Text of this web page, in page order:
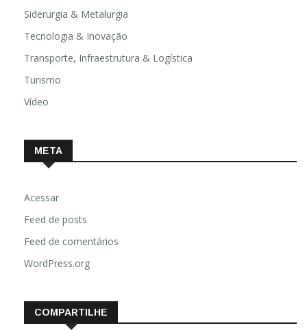
Siderurgia & Metalurgia
Tecnologia & Inovação
Transporte, Infraestrutura & Logística
Turismo
Vídeo
META
Acessar
Feed de posts
Feed de comentários
WordPress.org
COMPARTILHE